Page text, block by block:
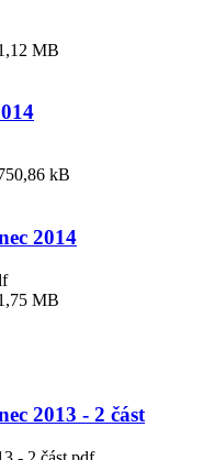
MB
kB
2014
MB
2013 - 2 část